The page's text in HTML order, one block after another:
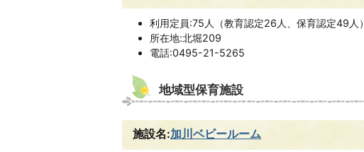
利用定員:75人（教育認定26人、保育認定49人）
所在地:北堀209
電話:0495-21-5265
地域型保育施設
施設名:加川ベビールーム